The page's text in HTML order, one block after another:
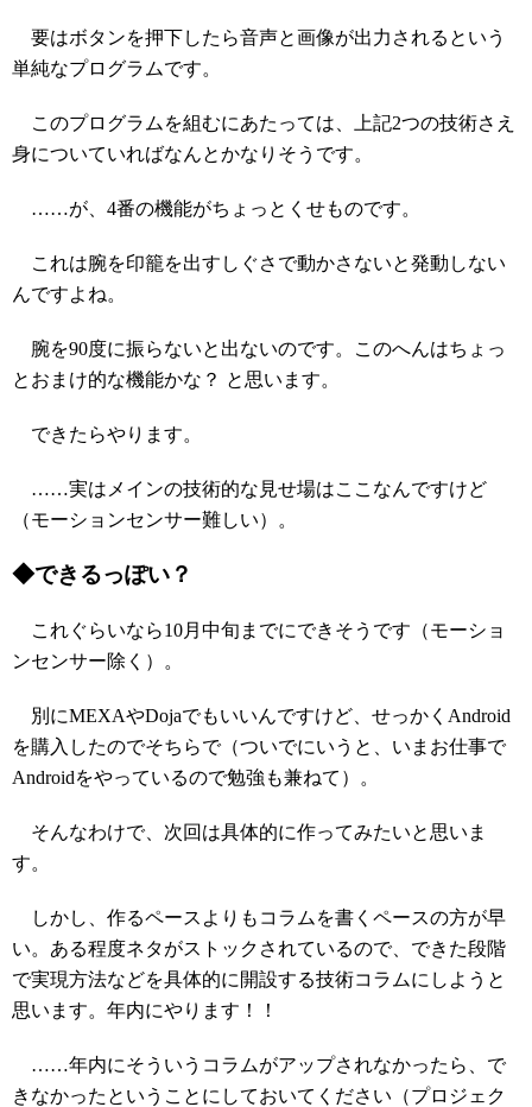
要はボタンを押下したら音声と画像が出力されるという
単純なプログラムです。
このプログラムを組むにあたっては、上記2つの技術さえ
身についていればなんとかなりそうです。
……が、4番の機能がちょっとくせものです。
これは腕を印籠を出すしぐさで動かさないと発動しない
んですよね。
腕を90度に振らないと出ないのです。このへんはちょっ
とおまけ的な機能かな？ と思います。
できたらやります。
……実はメインの技術的な見せ場はここなんですけど
（モーションセンサー難しい）。
◆できるっぽい？
これぐらいなら10月中旬までにできそうです（モーショ
ンセンサー除く）。
別にMEXAやDojaでもいいんですけど、せっかくAndroid
を購入したのでそちらで（ついでにいうと、いまお仕事で
Androidをやっているので勉強も兼ねて）。
そんなわけで、次回は具体的に作ってみたいと思いま
す。
しかし、作るペースよりもコラムを書くペースの方が早
い。ある程度ネタがストックされているので、できた段階
で実現方法などを具体的に開設する技術コラムにしようと
思います。年内にやります！！
……年内にそういうコラムがアップされなかったら、で
きなかったということにしておいてください（プロジェク